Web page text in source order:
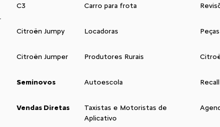
C3
Citroën Jumpy
Citroën Jumper
Seminovos
Vendas Diretas
Carro para frota
Locadoras
Produtores Rurais
Autoescola
Taxistas e Motoristas de
Aplicativo
Recall